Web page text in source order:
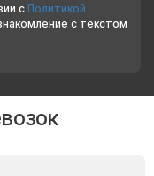
с Политикой
с текстом